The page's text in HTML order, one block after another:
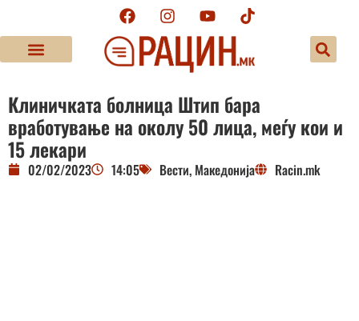
Клиничката болница Штип бара
вработување на околу 50 лица, меѓу кои и
15 лекари
02/02/2023 14:05 Вести, Македонија Racin.mk